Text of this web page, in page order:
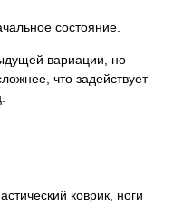
состояние.
вариации, но
что задействует
коврик, ноги